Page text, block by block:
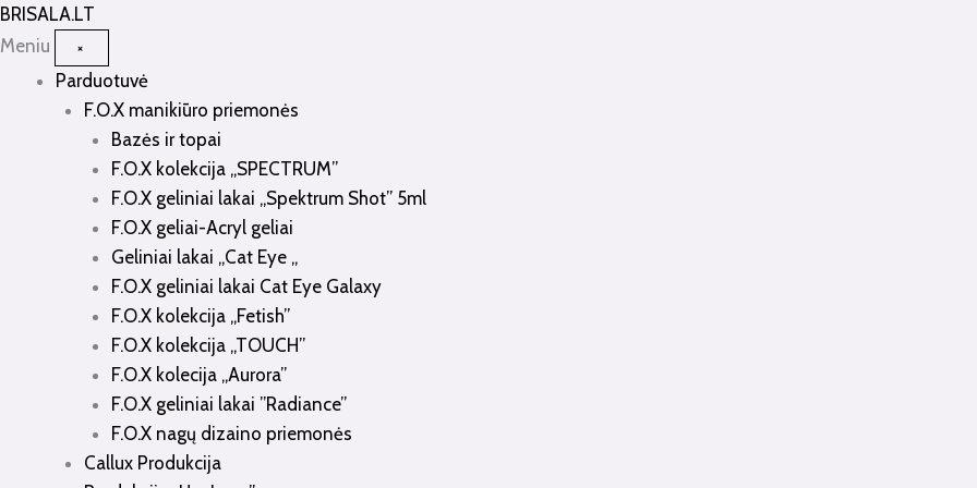
BRISALA.LT
Meniu
×
Parduotuvė
F.O.X manikiūro priemonės
Bazės ir topai
F.O.X kolekcija „SPECTRUM”
F.O.X geliniai lakai „Spektrum Shot” 5ml
F.O.X geliai-Acryl geliai
Geliniai lakai „Cat Eye „
F.O.X geliniai lakai Cat Eye Galaxy
F.O.X kolekcija „Fetish”
F.O.X kolekcija „TOUCH”
F.O.X kolecija „Aurora”
F.O.X geliniai lakai ”Radiance”
F.O.X nagų dizaino priemonės
Callux Produkcija
Pereiti
prie